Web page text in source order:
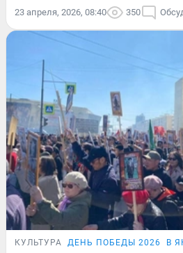
23 апреля, 2026, 08:40 350
КУЛЬТУРА ДЕНЬ ПОБЕДЫ 2026 В